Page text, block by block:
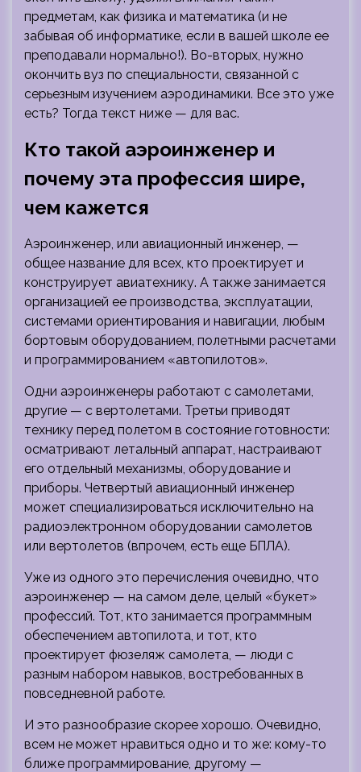
предметам, как физика и математика (и не
забывая об информатике, если в вашей школе ее
преподавали нормально!). Во-вторых, нужно
окончить вуз по специальности, связанной с
серьезным изучением аэродинамики. Все это уже
есть? Тогда текст ниже — для вас.
Кто такой аэроинженер и
почему эта профессия шире,
чем кажется
Аэроинженер, или авиационный инженер, —
общее название для всех, кто проектирует и
конструирует авиатехнику. А также занимается
организацией ее производства, эксплуатации,
системами ориентирования и навигации, любым
бортовым оборудованием, полетными расчетами
и программированием «автопилотов».
Одни аэроинженеры работают с самолетами,
другие — с вертолетами. Третьи приводят
технику перед полетом в состояние готовности:
осматривают летальный аппарат, настраивают
его отдельный механизмы, оборудование и
приборы. Четвертый авиационный инженер
может специализироваться исключительно на
радиоэлектронном оборудовании самолетов
или вертолетов (впрочем, есть еще БПЛА).
Уже из одного это перечисления очевидно, что
аэроинженер — на самом деле, целый «букет»
профессий. Тот, кто занимается программным
обеспечением автопилота, и тот, кто
проектирует фюзеляж самолета, — люди с
разным набором навыков, востребованных в
повседневной работе.
И это разнообразие скорее хорошо. Очевидно,
всем не может нравиться одно и то же: кому-то
ближе программирование, другому —